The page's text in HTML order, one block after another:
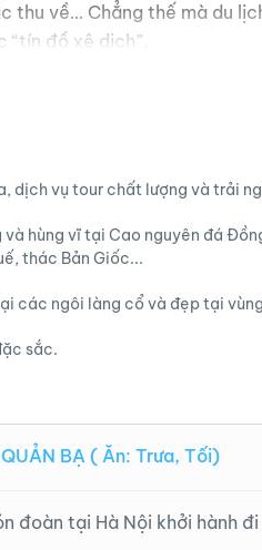
thu về… Chẳng thế mà du
đồ xê dịch”.
dịch vụ tour chất lượng và trải
hùng vĩ tại Cao nguyên đá
thác Bản Giốc...
các ngôi làng cổ và đẹp tại
sắc.
BẠ ( Ăn: Trưa, Tối)
đoàn tại Hà Nội khởi hành